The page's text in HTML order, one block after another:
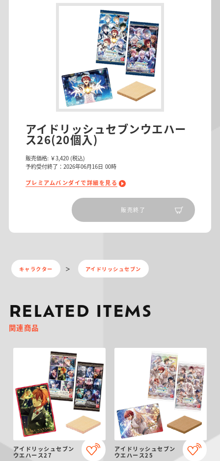
アイドリッシュセブンウエハー
ス26(20個入)
販売価格: ￥3,420 (税込)
予約受付終了：2026年06月16日 00時
プレミアムバンダイで詳細を見る
販売終了
キャラクター アイドリッシュセブン
RELATED ITEMS
関連商品
アイドリッシュセブン
ウエハース27
アイドリッシュセブン
ウエハース25